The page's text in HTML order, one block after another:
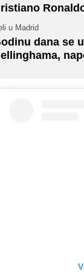
u Madrid
dana se